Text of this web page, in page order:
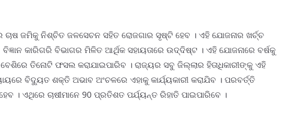
ଜମିକୁ ନିଶ୍ଚିତ ଜଳସେଚନ ସହିତ ରୋଜଗାର ସୃଷ୍ଟି ହେବ । ଏହି ଯୋଜନାର ଖର୍ଚ୍ଚ
କାରିଗରି ବିଭାଗର ମିଳିତ ଆର୍ଥିକ ସହାୟତାରେ ଉଦ୍ଦିଷ୍ଟ । ଏହି ଯୋଜନାରେ ବର୍ଷକୁ
ତିନୋଟି ଫସଲ କରାଯାଇପାରିବ । ରାଜ୍ୟର ସବୁ ଜିଲ୍ଲାର ହିତାଧିକାରୀଙ୍କୁ ଏହି
ବିଦ୍ୟୁତ ଶକ୍ତି ଅଭାବ ଅଂଚଳରେ ଏହାକୁ କାର୍ଯ୍ୟକାରୀ କରାଯିବ । ପରବର୍ତ୍ତି
ହେବ । ଏଥିରେ ଚାଷୀମାନେ 90 ପ୍ରତିଶତ ପର୍ଯ୍ୟନ୍ତ ରିହାତି ପାଇପାରିବେ ।